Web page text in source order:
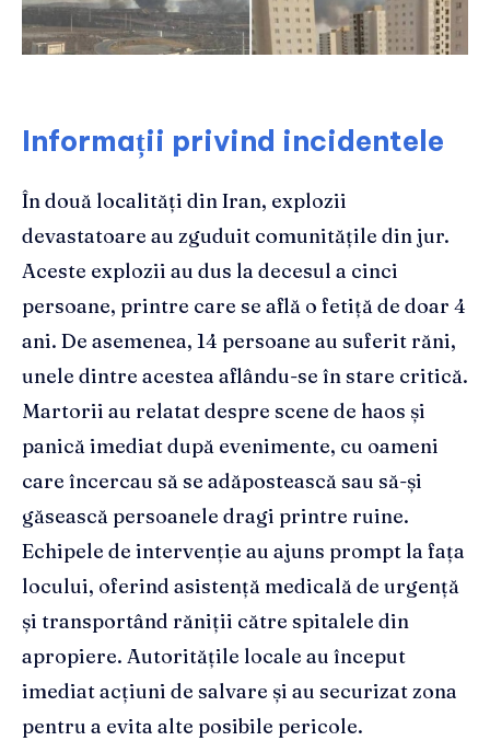
Informații privind incidentele
În două localități din Iran, explozii
devastatoare au zguduit comunitățile din jur.
Aceste explozii au dus la decesul a cinci
persoane, printre care se află o fetiță de doar 4
ani. De asemenea, 14 persoane au suferit răni,
unele dintre acestea aflându-se în stare critică.
Martorii au relatat despre scene de haos și
panică imediat după evenimente, cu oameni
care încercau să se adăpostească sau să-și
găsească persoanele dragi printre ruine.
Echipele de intervenție au ajuns prompt la fața
locului, oferind asistență medicală de urgență
și transportând răniții către spitalele din
apropiere. Autoritățile locale au început
imediat acțiuni de salvare și au securizat zona
pentru a evita alte posibile pericole.